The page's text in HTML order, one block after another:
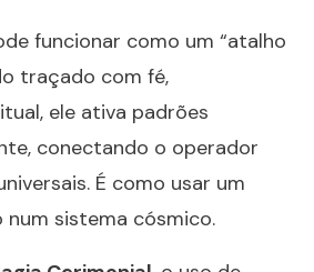
funcionar como um “atalho
traçado com fé,
ele ativa padrões
conectando o operador
É como usar um
num sistema cósmico.